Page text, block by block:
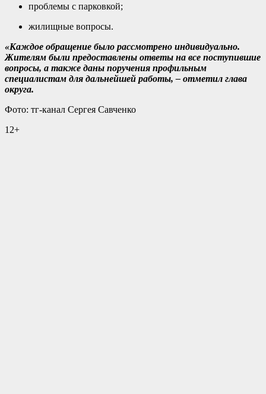
проблемы с парковкой;
жилищные вопросы.
«Каждое обращение было рассмотрено индивидуально.
Жителям были предоставлены ответы на все поступившие
вопросы, а также даны поручения профильным
специалистам для дальнейшей работы, – отметил глава
округа.
Фото: тг-канал Сергея Савченко
12+